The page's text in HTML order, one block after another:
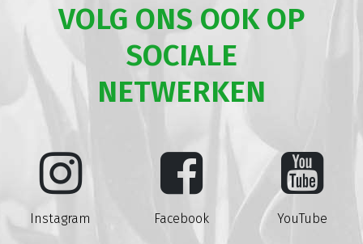
VOLG ONS OOK OP
SOCIALE
NETWERKEN
Instagram Facebook YouTube